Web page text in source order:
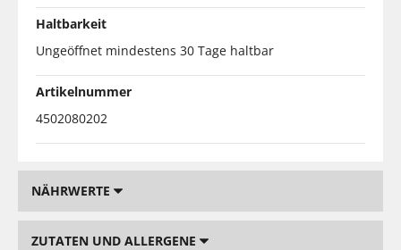
Haltbarkeit
Ungeöffnet mindestens 30 Tage haltbar
Artikelnummer
4502080202
NÄHRWERTE
ZUTATEN UND ALLERGENE